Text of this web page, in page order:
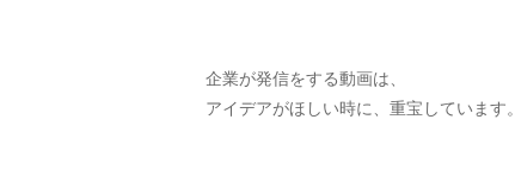
企業が発信をする動画は、
アイデアがほしい時に、重宝しています。